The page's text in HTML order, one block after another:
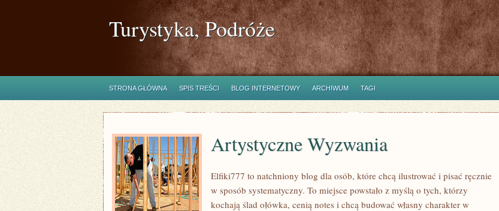
Turystyka, Podróże
STRONA GŁÓWNA SPIS TREŚCI BLOG INTERNETOWY ARCHIWUM TAGI
Artystyczne Wyzwania
Elfiki777 to natchniony blog dla osób, które chcą ilustrować i pisać ręcznie
w sposób systematyczny. To miejsce powstało z myślą o tych, którzy
kochają ślad ołówka, cenią notes i chcą budować własny charakter w